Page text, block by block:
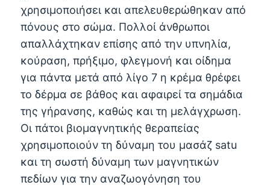
χρησιμοποιήσει και απελευθερώθηκαν από
πόνους στο σώμα. Πολλοί άνθρωποι
απαλλάχτηκαν επίσης από την υπνηλία,
κούραση, πρήξιμο, φλεγμονή και οίδημα
για πάντα μετά από λίγο 7 η κρέμα θρέφει
το δέρμα σε βάθος και αφαιρεί τα σημάδια
της γήρανσης, καθώς και τη μελάγχρωση.
Οι πάτοι βιομαγνητικής θεραπείας
χρησιμοποιούν τη δύναμη του μασάζ satu
και τη σωστή δύναμη των μαγνητικών
πεδίων για την αναζωογόνηση του